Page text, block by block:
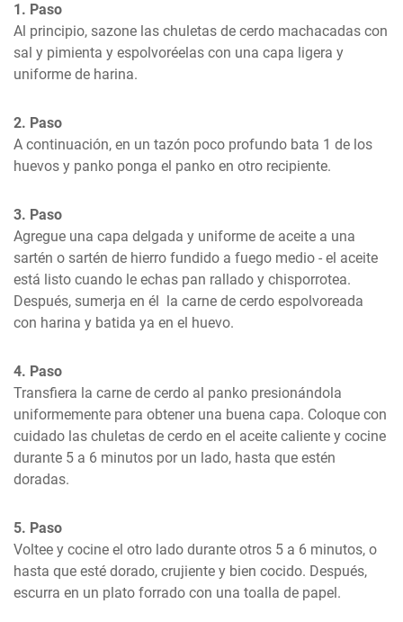
1. Paso
Al principio, sazone las chuletas de cerdo machacadas con
sal y pimienta y espolvoréelas con una capa ligera y
uniforme de harina.
2. Paso
A continuación, en un tazón poco profundo bata 1 de los
huevos y panko ponga el panko en otro recipiente.
3. Paso
Agregue una capa delgada y uniforme de aceite a una
sartén o sartén de hierro fundido a fuego medio - el aceite
está listo cuando le echas pan rallado y chisporrotea.
Después, sumerja en él  la carne de cerdo espolvoreada
con harina y batida ya en el huevo.
4. Paso
Transfiera la carne de cerdo al panko presionándola
uniformemente para obtener una buena capa. Coloque con
cuidado las chuletas de cerdo en el aceite caliente y cocine
durante 5 a 6 minutos por un lado, hasta que estén
doradas.
5. Paso
Voltee y cocine el otro lado durante otros 5 a 6 minutos, o
hasta que esté dorado, crujiente y bien cocido. Después,
escurra en un plato forrado con una toalla de papel.